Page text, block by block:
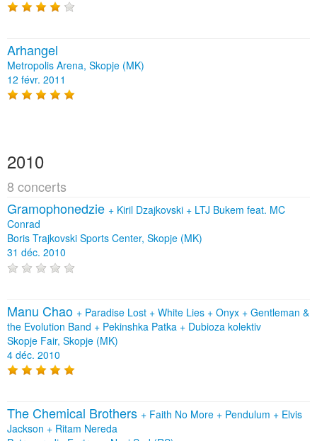
Arhangel
Metropolis Arena, Skopje (MK)
12 févr. 2011
2010
8 concerts
Gramophonedzie + Kiril Dzajkovski + LTJ Bukem feat. MC
Conrad
Boris Trajkovski Sports Center, Skopje (MK)
31 déc. 2010
Manu Chao + Paradise Lost + White Lies + Onyx + Gentleman &
the Evolution Band + Pekinshka Patka + Dubioza kolektiv
Skopje Fair, Skopje (MK)
4 déc. 2010
The Chemical Brothers + Faith No More + Pendulum + Elvis
Jackson + Ritam Nereda